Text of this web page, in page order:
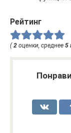
Рейтинг
(2 оценки, среднее 5